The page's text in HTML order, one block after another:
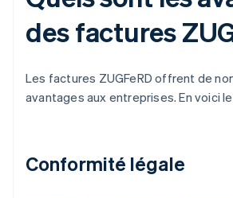
des factures
Les factures ZUGFeRD offrent de
avantages aux entreprises. En voici
Conformité légale